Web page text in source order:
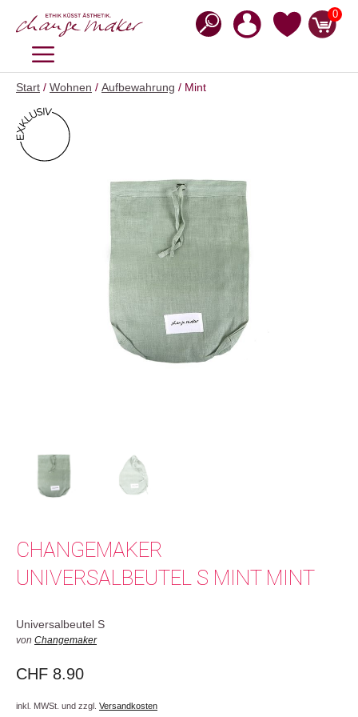
Inhalt
0
MENÜ
Start / Wohnen / Aufbewahrung / Mint
CHANGEMAKER
UNIVERSALBEUTEL S MINT MINT
Universalbeutel S
von Changemaker
CHF 8.90
inkl. MWSt. und zzgl. Versandkosten